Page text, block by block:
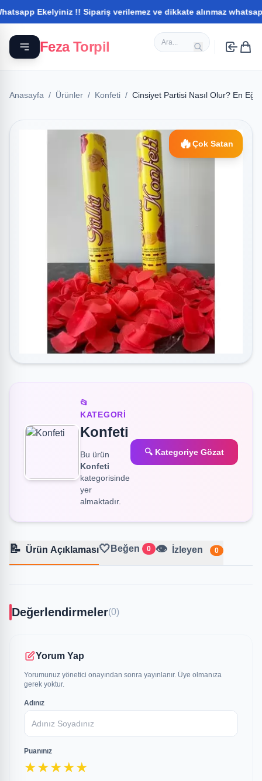
Ekelyiniz !! Sipariş verilemez ve dikkate alınmaz
Feza Torpil
Anasayfa / Ürünler / Konfeti / Cinsiyet Partisi Nasıl Olur? En
🔥Çok Satan
📂
KATEGORI
Konfeti
Bu ürün
Konfeti
kategorisinde
yer
almaktadır.
🔍 Kategoriye Gözat
📝 Ürün Açıklaması🤍 Beğen 0 👁️ İzleyen 0
Değerlendirmeler(0)
Yorum Yap
Yorumunuz yönetici onayından sonra yayınlanır. Üye olmanıza
gerek yoktur.
Adınız
Puanınız
★★★★★